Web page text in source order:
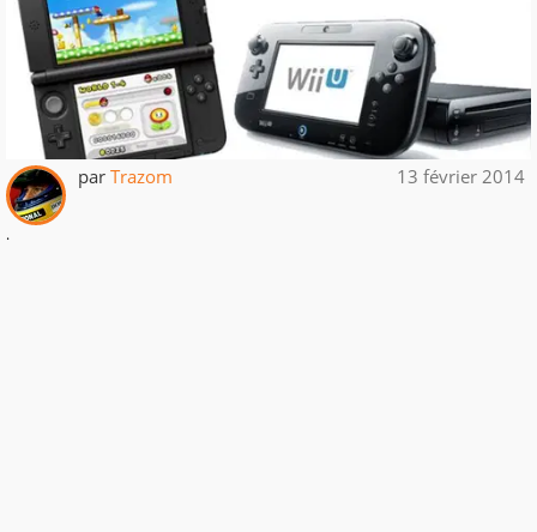
par Trazom 13 février 2014
.